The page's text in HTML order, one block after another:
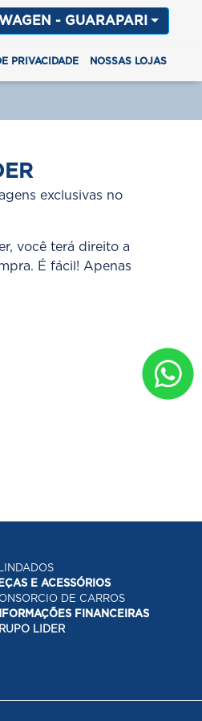
- GUARAPARI
PRIVACIDADE NOSSAS LOJAS
exclusivas no
você terá direito a
É fácil! Apenas
E ACESSÓRIOS
DE CARROS
FINANCEIRAS
LIDER